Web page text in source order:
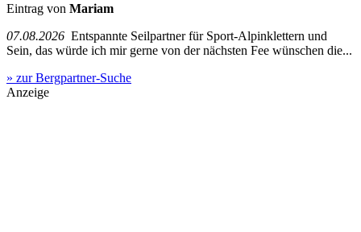
Eintrag von Mariam
07.08.2026 Entspannte Seilpartner für Sport-Alpinklettern und
Sein, das würde ich mir gerne von der nächsten Fee wünschen die...
» zur Bergpartner-Suche
Anzeige